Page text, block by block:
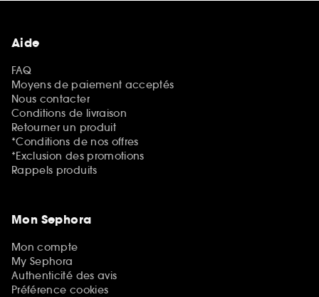
Aide
FAQ
Moyens de paiement acceptés
Nous contacter
Conditions de livraison
Retourner un produit
*Conditions de nos offres
*Exclusion des promotions
Rappels produits
Mon Sephora
Mon compte
My Sephora
Authenticité des avis
Préférence cookies